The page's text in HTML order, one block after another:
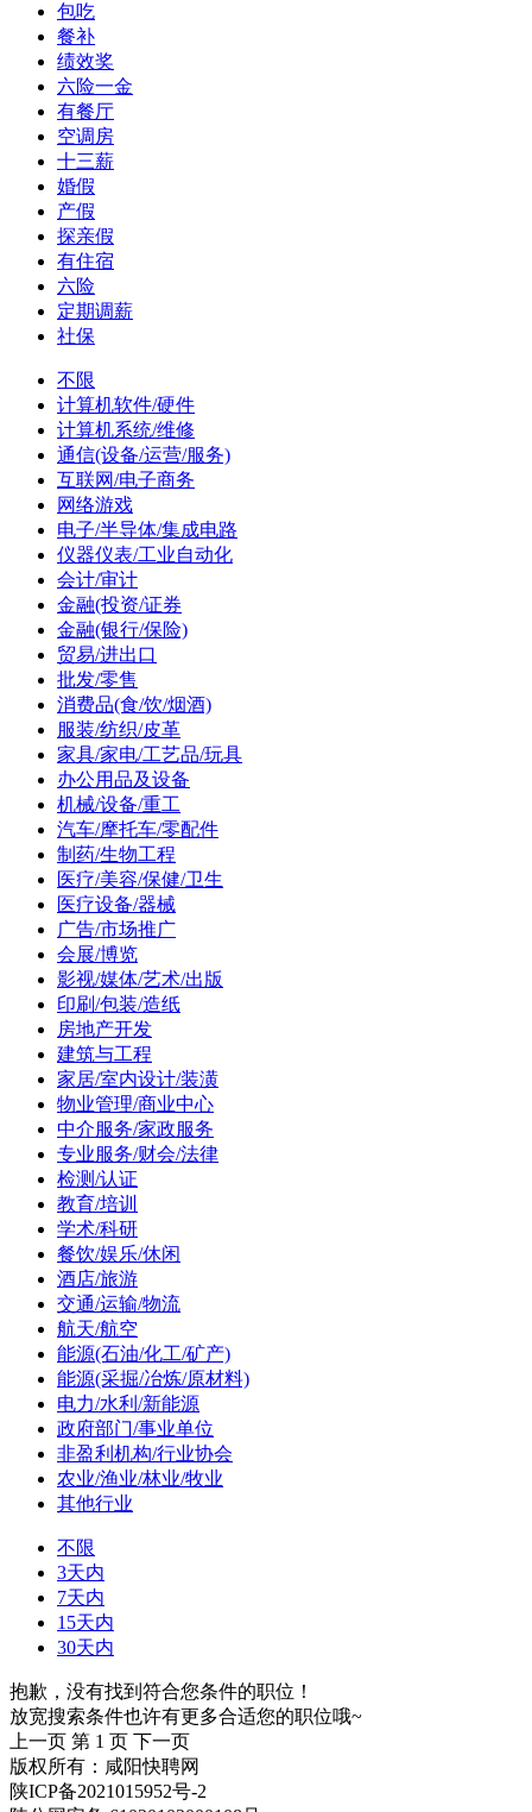
包吃
餐补
绩效奖
六险一金
有餐厅
空调房
十三薪
婚假
产假
探亲假
有住宿
六险
定期调薪
社保
不限
计算机软件/硬件
计算机系统/维修
通信(设备/运营/服务)
互联网/电子商务
网络游戏
电子/半导体/集成电路
仪器仪表/工业自动化
会计/审计
金融(投资/证券
金融(银行/保险)
贸易/进出口
批发/零售
消费品(食/饮/烟酒)
服装/纺织/皮革
家具/家电/工艺品/玩具
办公用品及设备
机械/设备/重工
汽车/摩托车/零配件
制药/生物工程
医疗/美容/保健/卫生
医疗设备/器械
广告/市场推广
会展/博览
影视/媒体/艺术/出版
印刷/包装/造纸
房地产开发
建筑与工程
家居/室内设计/装潢
物业管理/商业中心
中介服务/家政服务
专业服务/财会/法律
检测/认证
教育/培训
学术/科研
餐饮/娱乐/休闲
酒店/旅游
交通/运输/物流
航天/航空
能源(石油/化工/矿产)
能源(采掘/冶炼/原材料)
电力/水利/新能源
政府部门/事业单位
非盈利机构/行业协会
农业/渔业/林业/牧业
其他行业
不限
3天内
7天内
15天内
30天内
抱歉，没有找到符合您条件的职位！
放宽搜索条件也许有更多合适您的职位哦~
上一页 第 1 页 下一页
版权所有：咸阳快聘网
陕ICP备2021015952号-2